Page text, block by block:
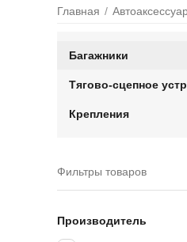
Главная /
Багажники
Тягово-сцепное
Крепления
Фильтры товаров
Производитель